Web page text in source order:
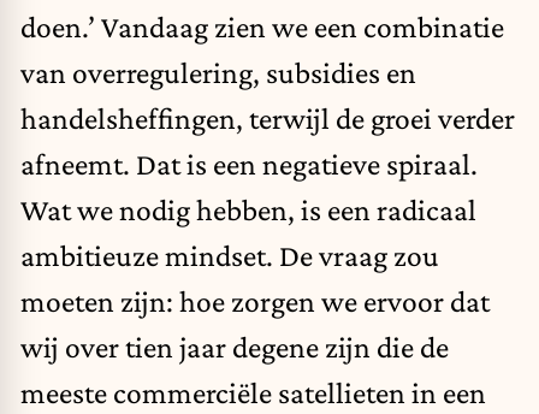
doen.’ Vandaag zien we een combinatie
van overregulering, subsidies en
handelsheffingen, terwijl de groei verder
afneemt. Dat is een negatieve spiraal.
Wat we nodig hebben, is een radicaal
ambitieuze mindset. De vraag zou
moeten zijn: hoe zorgen we ervoor dat
wij over tien jaar degene zijn die de
meeste commerciële satellieten in een